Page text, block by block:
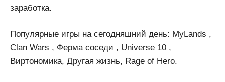
заработка.
Популярные игры на сегодняшний день: MyLands ,
Clan Wars , Ферма соседи , Universe 10 ,
Виртономика, Другая жизнь, Rage of Hero.